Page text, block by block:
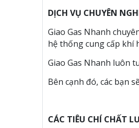
DỊCH VỤ CHUYÊN
Giao Gas Nhanh
hệ thống cung cấp khí
Giao Gas Nhanh luôn
Bên cạnh đó, các bạn
CÁC TIÊU CHÍ CHẤT